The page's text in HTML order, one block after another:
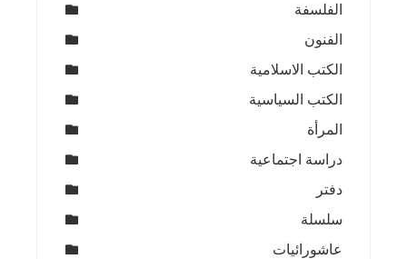
الفلسفة
الفنون
الكتب الاسلامية
الكتب السياسية
المرأة
دراسة اجتماعية
دفتر
سلسلة
عاشورائيات